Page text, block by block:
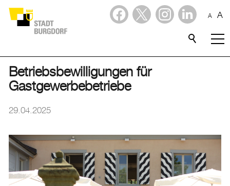
A A
Stadtporträt
Verwaltung & Politik
Aktuelles
Aktuelles
Betriebsbewilligungen für
Gastgewerbebetriebe
29.04.2025